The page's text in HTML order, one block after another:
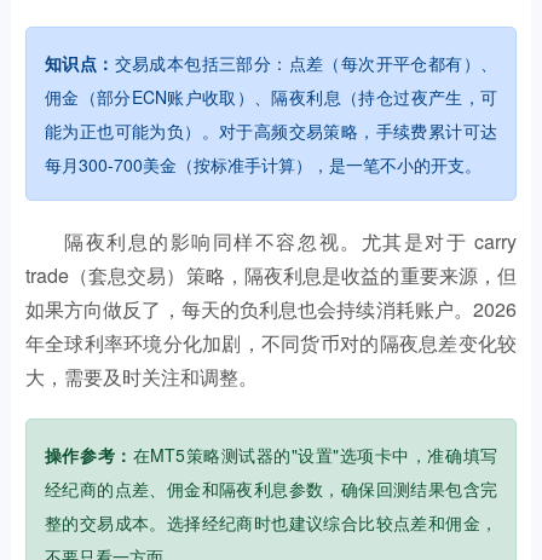
知识点： 交易成本包括三部分：点差（每次开平仓都有）、
佣金（部分ECN账户收取）、隔夜利息（持仓过夜产生，可
能为正也可能为负）。对于高频交易策略，手续费累计可达
每月300-700美金（按标准手计算），是一笔不小的开支。
隔夜利息的影响同样不容忽视。尤其是对于 carry
trade（套息交易）策略，隔夜利息是收益的重要来源，但
如果方向做反了，每天的负利息也会持续消耗账户。2026
年全球利率环境分化加剧，不同货币对的隔夜息差变化较
大，需要及时关注和调整。
操作参考： 在MT5策略测试器的"设置"选项卡中，准确填写
经纪商的点差、佣金和隔夜利息参数，确保回测结果包含完
整的交易成本。选择经纪商时也建议综合比较点差和佣金，